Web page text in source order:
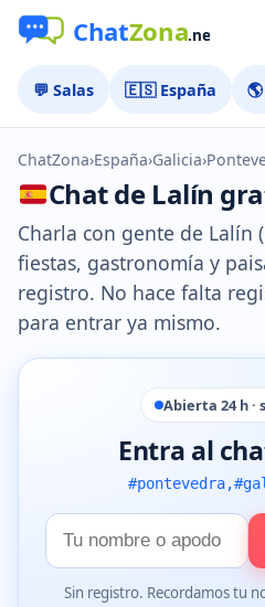
💬 Salas 🇪🇸 España
ChatZona›España›Galicia›
Chat de Lalín
Charla con gente de Lalín
fiestas, gastronomía y
registro. No hace falta
para entrar ya mismo.
Abierta 24 h ·
Entra al
Tu
nombre
Sin registro. Recordamos tu